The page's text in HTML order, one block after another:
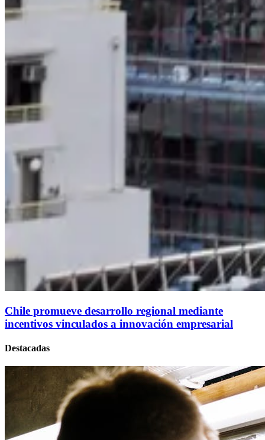
Chile promueve desarrollo regional mediante
incentivos vinculados a innovación empresarial
Destacadas